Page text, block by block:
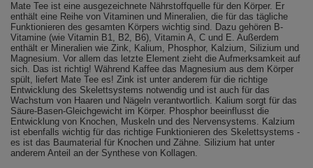
Mate Tee ist eine ausgezeichnete Nährstoffquelle für den Körper. Er
enthält eine Reihe von Vitaminen und Mineralien, die für das tägliche
Funktionieren des gesamten Körpers wichtig sind. Dazu gehören B-
Vitamine (wie Vitamin B1, B2, B6), Vitamin A, C und E. Außerdem
enthält er Mineralien wie Zink, Kalium, Phosphor, Kalzium, Silizium und
Magnesium. Vor allem das letzte Element zieht die Aufmerksamkeit auf
sich. Das ist richtig! Während Kaffee das Magnesium aus dem Körper
spült, liefert Mate Tee es! Zink ist unter anderem für die richtige
Entwicklung des Skelettsystems notwendig und ist auch für das
Wachstum von Haaren und Nägeln verantwortlich. Kalium sorgt für das
Säure-Basen-Gleichgewicht im Körper. Phosphor beeinflusst die
Entwicklung von Knochen, Muskeln und des Nervensystems. Kalzium
ist ebenfalls wichtig für das richtige Funktionieren des Skelettsystems -
es ist das Baumaterial für Knochen und Zähne. Silizium hat unter
anderem Anteil an der Synthese von Kollagen.